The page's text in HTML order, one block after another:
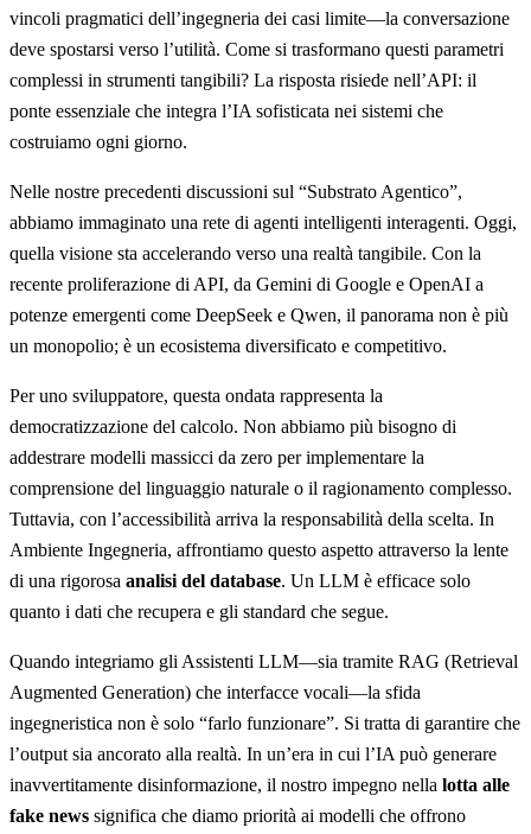
vincoli pragmatici dell’ingegneria dei casi limite—la conversazione
deve spostarsi verso l’utilità. Come si trasformano questi parametri
complessi in strumenti tangibili? La risposta risiede nell’API: il
ponte essenziale che integra l’IA sofisticata nei sistemi che
costruiamo ogni giorno.
Nelle nostre precedenti discussioni sul “Substrato Agentico”,
abbiamo immaginato una rete di agenti intelligenti interagenti. Oggi,
quella visione sta accelerando verso una realtà tangibile. Con la
recente proliferazione di API, da Gemini di Google e OpenAI a
potenze emergenti come DeepSeek e Qwen, il panorama non è più
un monopolio; è un ecosistema diversificato e competitivo.
Per uno sviluppatore, questa ondata rappresenta la
democratizzazione del calcolo. Non abbiamo più bisogno di
addestrare modelli massicci da zero per implementare la
comprensione del linguaggio naturale o il ragionamento complesso.
Tuttavia, con l’accessibilità arriva la responsabilità della scelta. In
Ambiente Ingegneria, affrontiamo questo aspetto attraverso la lente
di una rigorosa analisi del database. Un LLM è efficace solo
quanto i dati che recupera e gli standard che segue.
Quando integriamo gli Assistenti LLM—sia tramite RAG (Retrieval
Augmented Generation) che interfacce vocali—la sfida
ingegneristica non è solo “farlo funzionare”. Si tratta di garantire che
l’output sia ancorato alla realtà. In un’era in cui l’IA può generare
inavvertitamente disinformazione, il nostro impegno nella lotta alle
fake news significa che diamo priorità ai modelli che offrono